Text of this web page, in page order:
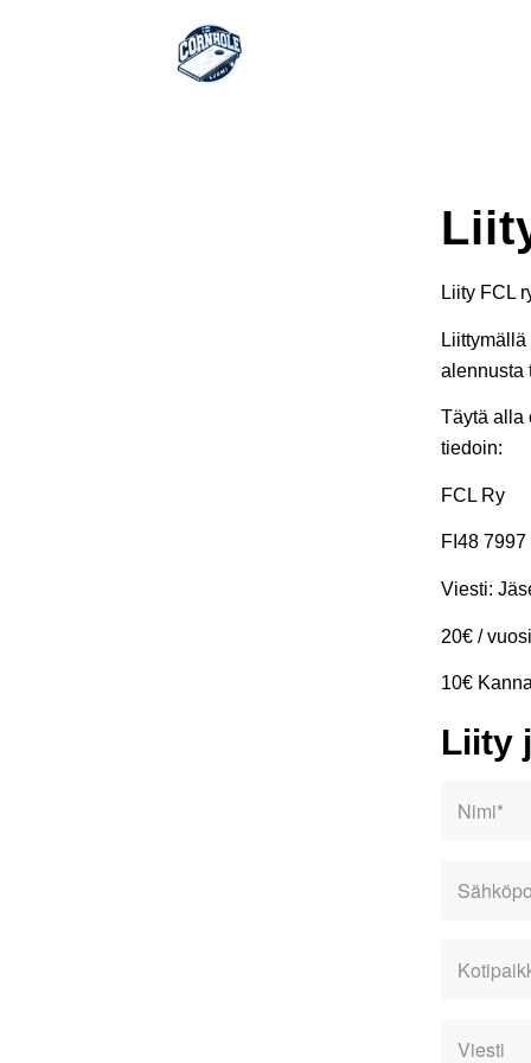
Liity FCL
alennusta
Täytä alla
tiedoin:
FCL Ry
FI48
Viesti:
20€ / vuosi
10€
Liity